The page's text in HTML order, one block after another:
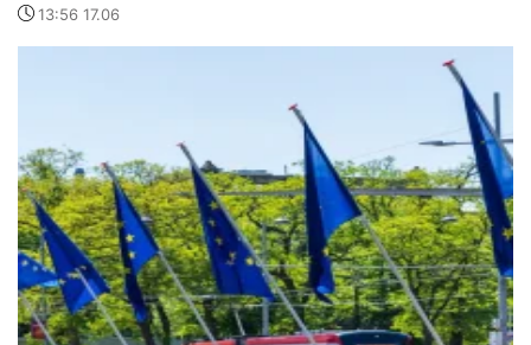
13:56 17.06